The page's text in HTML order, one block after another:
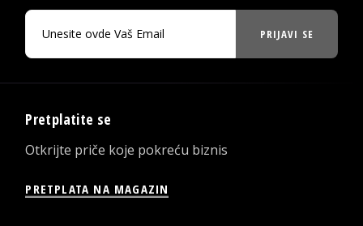
PRIJAVI SE
Pretplatite se
Otkrijte priče koje pokreću biznis
PRETPLATA NA MAGAZIN